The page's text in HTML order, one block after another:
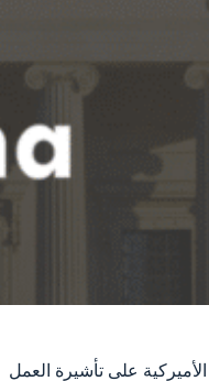
الأميركية على تأشيرة العمل